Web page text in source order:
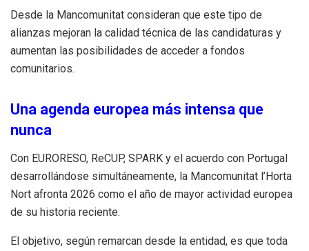
Desde la Mancomunitat consideran que este tipo de
alianzas mejoran la calidad técnica de las candidaturas y
aumentan las posibilidades de acceder a fondos
comunitarios.
Una agenda europea más intensa que
nunca
Con EURORESO, ReCUP, SPARK y el acuerdo con Portugal
desarrollándose simultáneamente, la Mancomunitat l’Horta
Nort afronta 2026 como el año de mayor actividad europea
de su historia reciente.
El objetivo, según remarcan desde la entidad, es que toda